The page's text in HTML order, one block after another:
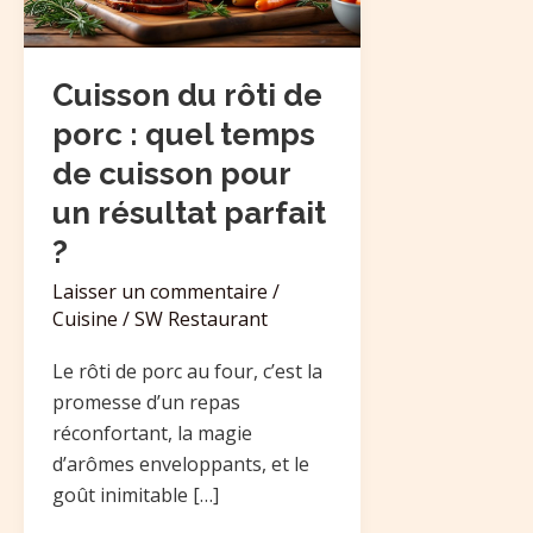
Cuisson du rôti de
porc : quel temps
de cuisson pour
un résultat parfait
?
Laisser un commentaire /
Cuisine /SW Restaurant
Le rôti de porc au four, c’est la
promesse d’un repas
réconfortant, la magie
d’arômes enveloppants, et le
goût inimitable […]
:
quel
temps
cuisson
pour
un
résultat
parfait
?